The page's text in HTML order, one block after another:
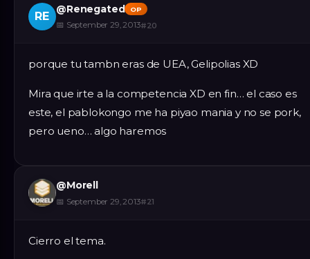
RE
@Renegated OP
📅 September 29, 2013#20
porque tu tambn eras de UEA, Gelipolias XD
Mira que irte a la competencia XD en fin… el caso es
este, el pablokongo me ha piyao mania y no se pork,
pero ueno… algo haremos
@Morell
📅 September 29, 2013#21
Cierro el tema.